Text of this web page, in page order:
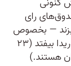
رای
بزند — بخصوص
اگر این اتفاق در ایالتی کلیدی مثل فلوریدا بیفتد (۲۳
هستند.)